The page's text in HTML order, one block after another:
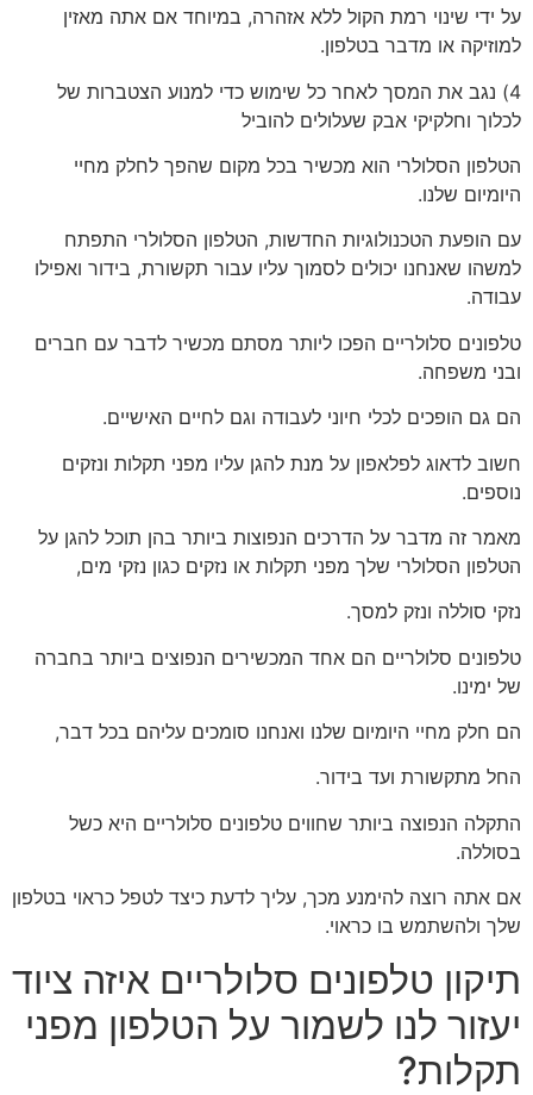
על ידי שינוי רמת הקול ללא אזהרה, במיוחד אם אתה מאזין
למוזיקה או מדבר בטלפון.
4) נגב את המסך לאחר כל שימוש כדי למנוע הצטברות של
לכלוך וחלקיקי אבק שעלולים להוביל
הטלפון הסלולרי הוא מכשיר בכל מקום שהפך לחלק מחיי
היומיום שלנו.
עם הופעת הטכנולוגיות החדשות, הטלפון הסלולרי התפתח
למשהו שאנחנו יכולים לסמוך עליו עבור תקשורת, בידור ואפילו
עבודה.
טלפונים סלולריים הפכו ליותר מסתם מכשיר לדבר עם חברים
ובני משפחה.
הם גם הופכים לכלי חיוני לעבודה וגם לחיים האישיים.
חשוב לדאוג לפלאפון על מנת להגן עליו מפני תקלות ונזקים
נוספים.
מאמר זה מדבר על הדרכים הנפוצות ביותר בהן תוכל להגן על
הטלפון הסלולרי שלך מפני תקלות או נזקים כגון נזקי מים,
נזקי סוללה ונזק למסך.
טלפונים סלולריים הם אחד המכשירים הנפוצים ביותר בחברה
של ימינו.
הם חלק מחיי היומיום שלנו ואנחנו סומכים עליהם בכל דבר,
החל מתקשורת ועד בידור.
התקלה הנפוצה ביותר שחווים טלפונים סלולריים היא כשל
בסוללה.
אם אתה רוצה להימנע מכך, עליך לדעת כיצד לטפל כראוי בטלפון
שלך ולהשתמש בו כראוי.
תיקון טלפונים סלולריים איזה ציוד
יעזור לנו לשמור על הטלפון מפני
תקלות?